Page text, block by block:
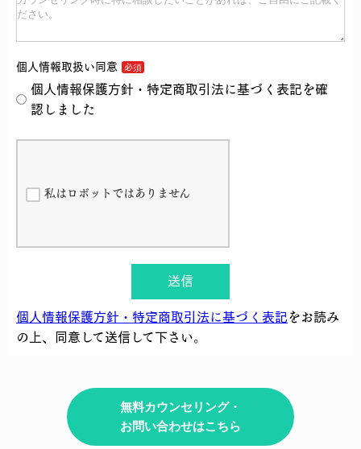
個人情報取扱い同意
個人情報保護方針・特定商取引法に基づく表記を確
認しました
私はロボットではありません
送信
個人情報保護方針・特定商取引法に基づく表記をお読み
の上、同意して送信して下さい。
無料カウンセリング・
お問い合わせはこちら